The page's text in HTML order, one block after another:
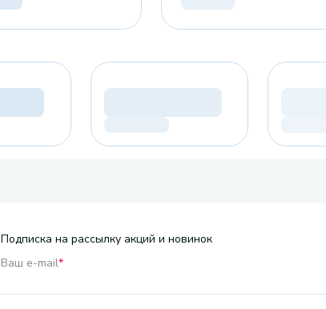
Подписка на рассылку акций и новинок
Ваш e-mail*